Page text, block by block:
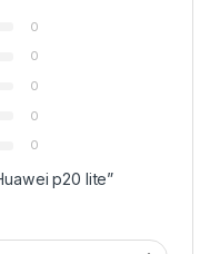
0
0
0
0
0
p20 lite”